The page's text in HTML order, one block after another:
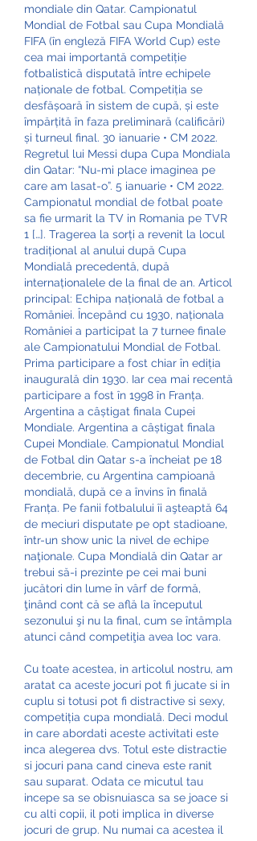
mondiale din Qatar. Campionatul
Mondial de Fotbal sau Cupa Mondială
FIFA (în engleză FIFA World Cup) este
cea mai importantă competiție
fotbalistică disputată între echipele
naționale de fotbal. Competiția se
desfășoară în sistem de cupă, și este
împărțită în faza preliminară (calificări)
și turneul final. 30 ianuarie • CM 2022.
Regretul lui Messi dupa Cupa Mondiala
din Qatar: “Nu-mi place imaginea pe
care am lasat-o”. 5 ianuarie • CM 2022.
Campionatul mondial de fotbal poate
sa fie urmarit la TV in Romania pe TVR
1 […]. Tragerea la sorți a revenit la locul
tradițional al anului după Cupa
Mondială precedentă, după
internaționalele de la final de an. Articol
principal: Echipa națională de fotbal a
României. Începând cu 1930, naționala
României a participat la 7 turnee finale
ale Campionatului Mondial de Fotbal.
Prima participare a fost chiar în ediția
inaugurală din 1930. Iar cea mai recentă
participare a fost în 1998 în Franța.
Argentina a câștigat finala Cupei
Mondiale. Argentina a câștigat finala
Cupei Mondiale. Campionatul Mondial
de Fotbal din Qatar s-a încheiat pe 18
decembrie, cu Argentina campioană
mondială, după ce a învins în finală
Franța. Pe fanii fotbalului îi aşteaptă 64
de meciuri disputate pe opt stadioane,
într-un show unic la nivel de echipe
naţionale. Cupa Mondială din Qatar ar
trebui să-i prezinte pe cei mai buni
jucători din lume în vârf de formă,
ţinând cont că se află la începutul
sezonului şi nu la final, cum se întâmpla
atunci când competiţia avea loc vara.
Cu toate acestea, in articolul nostru, am
aratat ca aceste jocuri pot fi jucate si in
cuplu si totusi pot fi distractive si sexy,
competiția cupa mondială. Deci modul
in care abordati aceste activitati este
inca alegerea dvs. Totul este distractie
si jocuri pana cand cineva este ranit
sau suparat. Odata ce micutul tau
incepe sa se obisnuiasca sa se joace si
cu alti copii, il poti implica in diverse
jocuri de grup. Nu numai ca acestea il